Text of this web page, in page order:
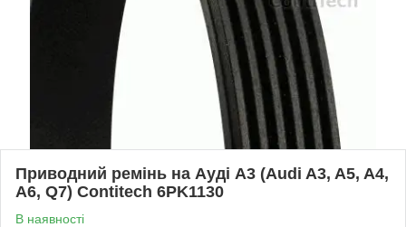
Приводний ремінь на Ауді A3 (Audi A3, A5, A4,
A6, Q7) Contitech 6PK1130
В наявності